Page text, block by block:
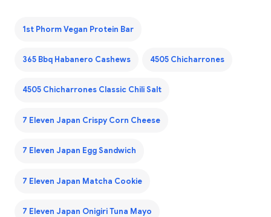
1st Phorm Vegan Protein Bar
365 Bbq Habanero Cashews 4505 Chicharrones
4505 Chicharrones Classic Chili Salt
7 Eleven Japan Crispy Corn Cheese
7 Eleven Japan Egg Sandwich
7 Eleven Japan Matcha Cookie
7 Eleven Japan Onigiri Tuna Mayo